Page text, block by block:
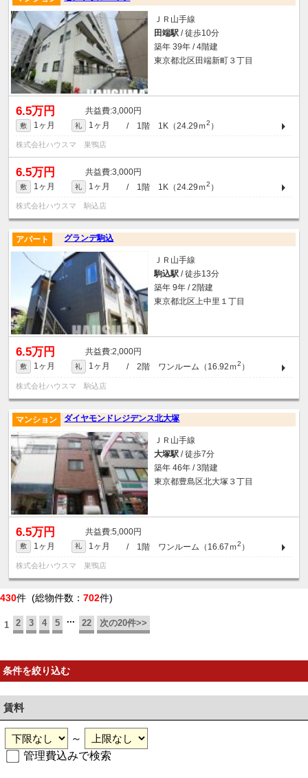
ＪＲ山手線
田端駅 / 徒歩10分
築年 39年 / 4階建
東京都北区田端新町３丁目
6.5万円 3,000円
敷 1ヶ月 礼 1ヶ月 / 1階 1K（24.29ｍ2 ）
株式会社ハウスマ 巣鴨店
6.5万円 3,000円
敷 1ヶ月 礼 1ヶ月 / 1階 1K（24.29ｍ2 ）
株式会社ハウスマ 駒込店
グランデ駒込
アパート
ＪＲ山手線
駒込駅 / 徒歩13分
築年 9年 / 2階建
東京都北区上中里１丁目
6.5万円 2,000円
敷 1ヶ月 礼 1ヶ月 / 2階 ワンルーム（16.92ｍ2 ）
株式会社ハウスマ 駒込店
ダイヤモンドレジデンス北大塚
マンション
ＪＲ山手線
大塚駅 / 徒歩7分
築年 46年 / 3階建
東京都豊島区北大塚３丁目
6.5万円 5,000円
敷 1ヶ月 礼 1ヶ月 / 1階 ワンルーム（16.67ｍ2 ）
株式会社ハウスマ 巣鴨店
430件 (総物件数： 702件)
1 2 3 4 5 ... 22 次の20件>>
条件を絞り込む
賃料
～
管理費込みで検索